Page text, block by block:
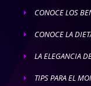
E CONOCE LOS
E CONOCE LA
E LA ELEGANCIA
E TIPS PARA EL